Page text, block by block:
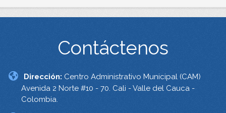
Contáctenos
Dirección: Centro Administrativo Municipal (CAM)
Avenida 2 Norte #10 - 70. Cali - Valle del Cauca -
Colombia.